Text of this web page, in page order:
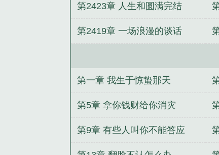
命赊刀人人物关系
天命赊刀人女
在上
梦幻泡影 北地巫师 生死突
第2423章 人生和圆满完结
第2419章 一场浪漫的谈话
第一章 我生于惊蛰那天
第5章 拿你钱财给你消灾
第9章 有些人叫你不能答应